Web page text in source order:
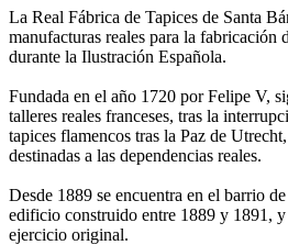
La Real Fábrica de Tapices de Santa
manufacturas reales para la fabricación
durante la Ilustración Española.
Fundada en el año 1720 por Felipe V,
talleres reales franceses, tras la
tapices flamencos tras la Paz de
destinadas a las dependencias reales.
Desde 1889 se encuentra en el barrio
edificio construido entre 1889 y 1891,
ejercicio original.